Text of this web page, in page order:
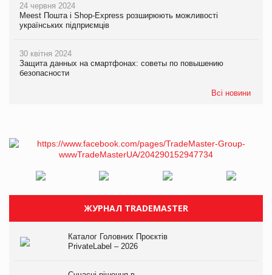
24 червня 2024
Meest Пошта і Shop-Express розширюють можливості
українських підприємців
30 квітня 2024
Защита данных на смартфонах: советы по повышению
безопасности
Всі новини
ЖУРНАЛ TRADEMASTER
Каталог Головних Проєктів
PrivateLabel – 2026